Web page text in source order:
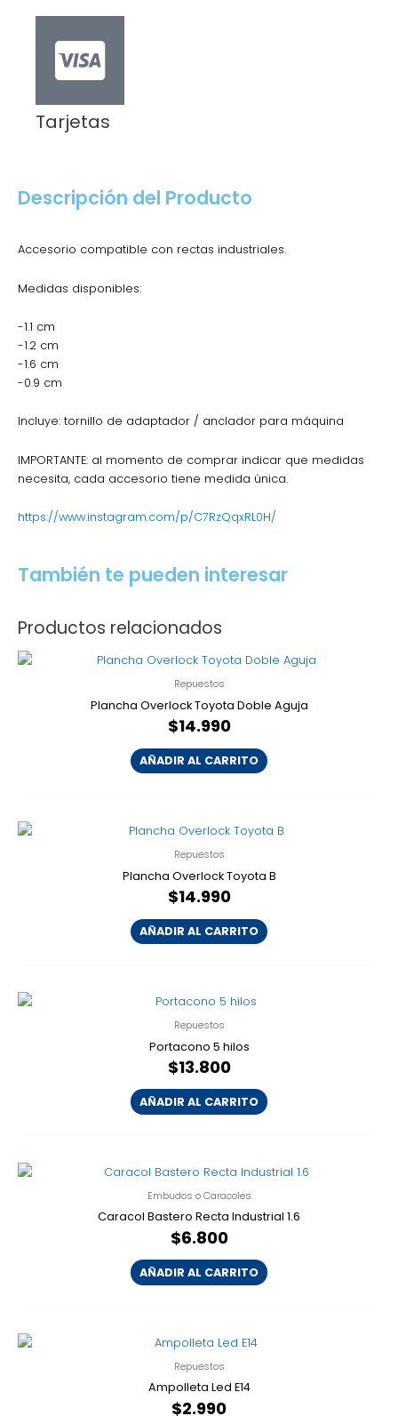
Tarjetas
Descripción del Producto
Accesorio compatible con rectas industriales.
Medidas disponibles:
-1.1 cm
-1.2 cm
-1.6 cm
-0.9 cm
Incluye: tornillo de adaptador / anclador para máquina
IMPORTANTE: al momento de comprar indicar que medidas
necesita, cada accesorio tiene medida única.
https://www.instagram.com/p/C7RzQqxRL0H/
También te pueden interesar
Productos relacionados
Repuestos
Plancha Overlock Toyota Doble Aguja
$14.990
AÑADIR AL CARRITO
Repuestos
Plancha Overlock Toyota B
$14.990
AÑADIR AL CARRITO
Repuestos
Portacono 5 hilos
$13.800
AÑADIR AL CARRITO
Embudos o Caracoles
Caracol Bastero Recta Industrial 1.6
$6.800
AÑADIR AL CARRITO
Repuestos
Ampolleta Led E14
$2.990